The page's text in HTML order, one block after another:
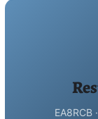
EA8RCB